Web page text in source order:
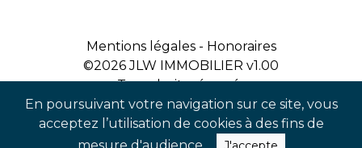
En poursuivant votre navigation sur ce site, vous
acceptez l’utilisation de cookies à des fins de
Mentions légales- Honoraires
©2026JLW IMMOBILIER v1.00
Tous droits réservés